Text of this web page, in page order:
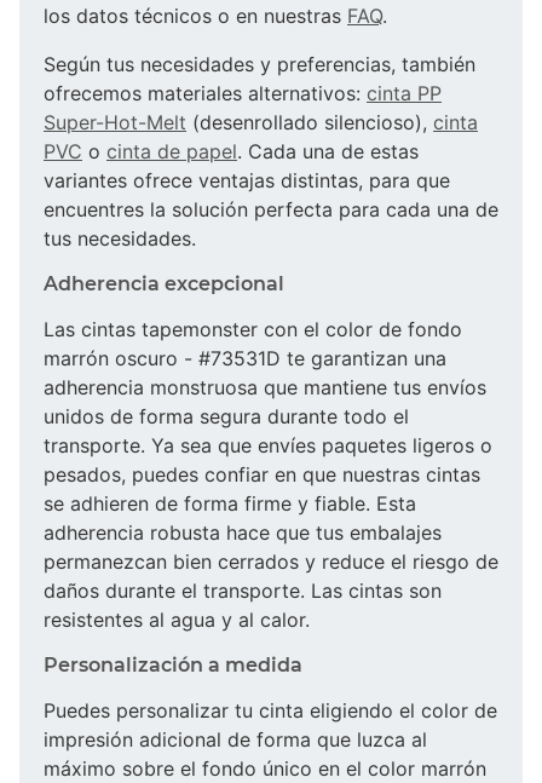
los datos técnicos o en nuestras FAQ.
Según tus necesidades y preferencias, también
ofrecemos materiales alternativos: cinta PP
Super-Hot-Melt (desenrollado silencioso), cinta
PVC o cinta de papel. Cada una de estas
variantes ofrece ventajas distintas, para que
encuentres la solución perfecta para cada una de
tus necesidades.
Adherencia excepcional
Las cintas tapemonster con el color de fondo
marrón oscuro - #73531D te garantizan una
adherencia monstruosa que mantiene tus envíos
unidos de forma segura durante todo el
transporte. Ya sea que envíes paquetes ligeros o
pesados, puedes confiar en que nuestras cintas
se adhieren de forma firme y fiable. Esta
adherencia robusta hace que tus embalajes
permanezcan bien cerrados y reduce el riesgo de
daños durante el transporte. Las cintas son
resistentes al agua y al calor.
Personalización a medida
Puedes personalizar tu cinta eligiendo el color de
impresión adicional de forma que luzca al
máximo sobre el fondo único en el color marrón